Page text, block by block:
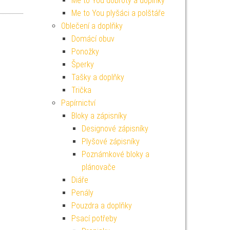
Me to You plyšáci a polštáře
Oblečení a doplňky
Domácí obuv
Ponožky
Šperky
Tašky a doplňky
Trička
Papírnictví
Bloky a zápisníky
Designové zápisníky
Plyšové zápisníky
Poznámkové bloky a
plánovače
Diáře
Penály
Pouzdra a doplňky
Psací potřeby